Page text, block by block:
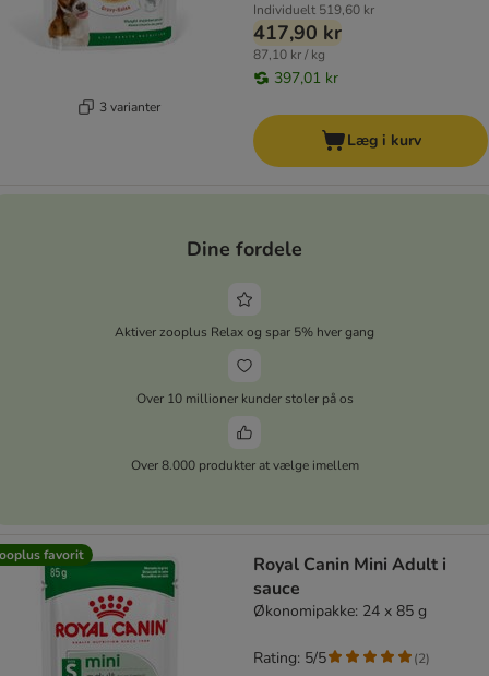
3 varianter
Individuelt 519,60 kr
417,90 kr
87,10 kr / kg
397,01 kr
Læg i kurv
Dine fordele
Aktiver zooplus Relax og spar 5% hver gang
Over 10 millioner kunder stoler på os
Over 8.000 produkter at vælge imellem
favorit
Royal Canin Mini Adult i
sauce
Økonomipakke: 24 x 85 g
Rating: 5/5 (2)